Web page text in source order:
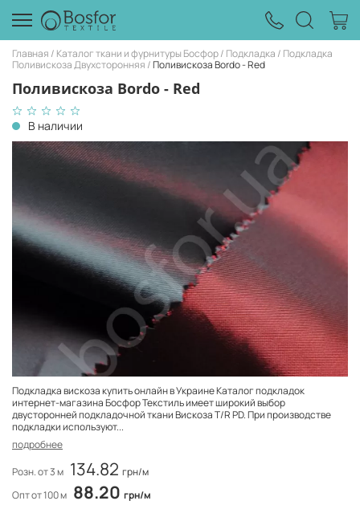
Главная Каталог ткани и фурнитуры Босфор Подкладка
Подкладка
Поливискоза Двухсторонняя Поливискоза Bordo - Red
Поливискоза Bordo - Red
В наличии
Подкладка вискоза купить онлайн в Украине Каталог подкладок
интернет-магазина Босфор Текстиль имеет широкий выбор
двусторонней подкладочной ткани Вискоза T/R PD. При производстве
подкладки используют...
подробнее
Розн. от 3 м 134.82 грн/м
Опт от 100 м 88.20 грн/м